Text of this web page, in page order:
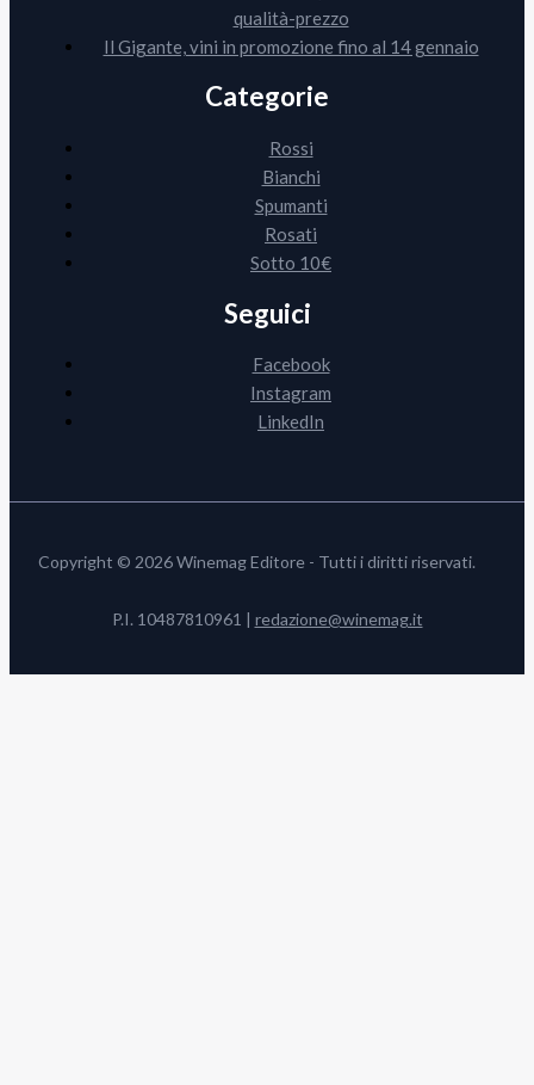
qualità-prezzo
Il Gigante, vini in promozione fino al 14 gennaio
Categorie
Rossi
Bianchi
Spumanti
Rosati
Sotto 10€
Seguici
Facebook
Instagram
LinkedIn
Copyright © 2026 Winemag Editore - Tutti i diritti riservati.
P.I. 10487810961 | redazione@winemag.it